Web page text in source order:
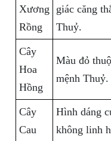
Xương
Rồng
giác căng
Thuỷ.
Cây
Hoa
Hồng
Màu đỏ
mệnh Thuỷ.
Cây
Cau
Hình dáng
không linh